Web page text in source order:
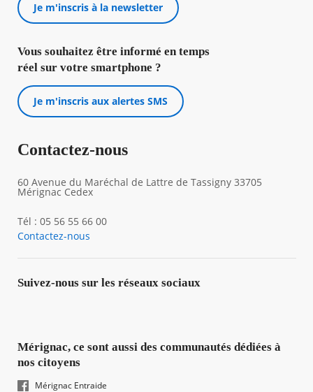
Je m'inscris à la newsletter
Vous souhaitez être informé en temps
réel sur votre smartphone ?
Je m'inscris aux alertes SMS
Contactez-nous
60 Avenue du Maréchal de Lattre de Tassigny 33705
Mérignac Cedex
Tél : 05 56 55 66 00
Contactez-nous
Suivez-nous sur les réseaux sociaux
Mérignac, ce sont aussi des communautés dédiées à
nos citoyens
Mérignac Entraide